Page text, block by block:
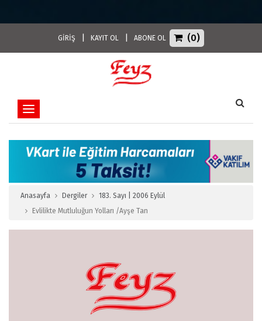
GİRİŞ KAYIT OL ABONE OL (0)
Toggle navigation
Anasayfa Dergiler
183. Sayı | 2006 Eylül
Evlilikte Mutluluğun Yolları /Ayşe Tan